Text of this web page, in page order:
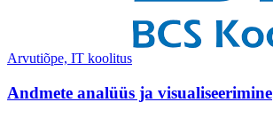
Arvutiõpe, IT koolitus
Andmete analüüs ja visualiseerimine